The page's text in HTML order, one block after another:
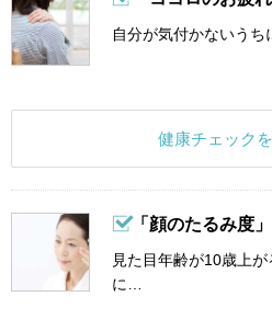
自分が気付かないうち
健康チェック
「顔のたるみ度
見た目年齢が10歳上
に…